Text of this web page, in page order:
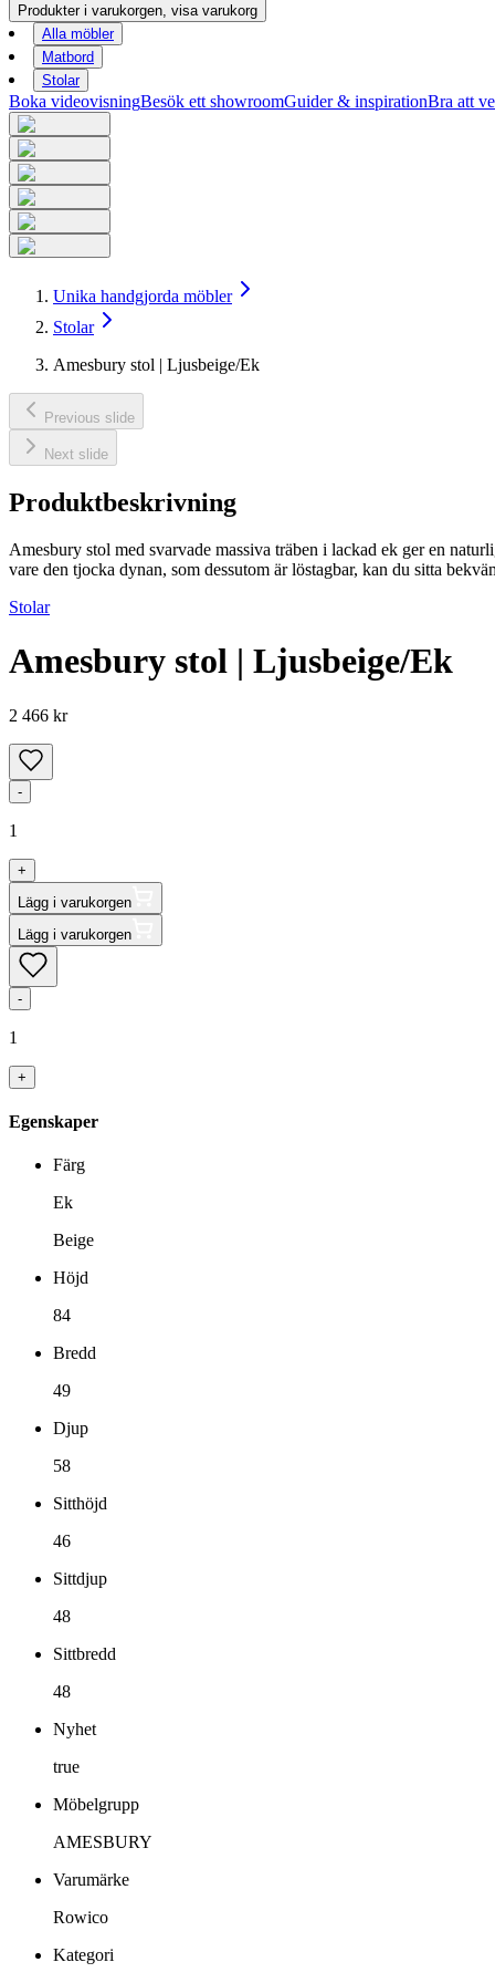
Produkter i varukorgen, visa varukorg
Alla möbler
Matbord
Stolar
Boka videovisningBesök ett showroomGuider & inspirationBra att
Unika handgjorda möbler
Stolar
Amesbury stol | Ljusbeige/Ek
Previous slide
Next slide
Produktbeskrivning
Amesbury stol med svarvade massiva träben i lackad ek ger en
vare den tjocka dynan, som dessutom är löstagbar, kan du sitta
Stolar
Amesbury stol | Ljusbeige/Ek
2 466 kr
-
1
+
Lägg i varukorgen
Lägg i varukorgen
-
1
+
Egenskaper
Färg
Ek
Beige
Höjd
84
Bredd
49
Djup
58
Sitthöjd
46
Sittdjup
48
Sittbredd
48
Nyhet
true
Möbelgrupp
AMESBURY
Varumärke
Rowico
Kategori